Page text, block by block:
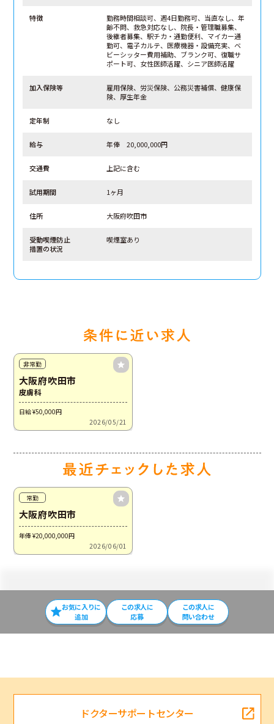
特徴
勤務時間相談可、週4日勤務可、当直なし、年
齢不問、救急対応なし、院長・管理職募集、
後継者募集、駅チカ・通勤便利、マイカー通
勤可、電子カルテ、医療機器・設備充実、ベ
ビーシッター費用補助、ブランク可、復職サ
ポート可、女性医師活躍、シニア医師活躍
加入保険等
雇用保険、労災保険、公務災害補償、健康保
険、厚生年金
定年制 なし
給与 年俸 20,000,000円
交通費 上記に含む
試用期間 1ヶ月
住所 大阪府吹田市
受動喫煙防止
措置の状況
喫煙室あり
非常勤
大阪府吹田市
皮膚科
日給 ¥50,000円
2026/05/21
常勤
大阪府吹田市
年俸 ¥20,000,000円
2026/06/01
お気に入りに
追加
この求⼈に
応募
この求人に
問い合わせ
ドクターサポートセンター